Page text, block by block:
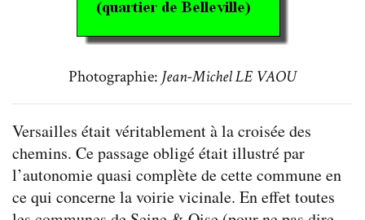
Photographie: Jean-Michel LE VAOU
Versailles était véritablement à la croisée des
chemins. Ce passage obligé était illustré par
l’autonomie quasi complète de cette commune en
ce qui concerne la voirie vicinale. En effet toutes